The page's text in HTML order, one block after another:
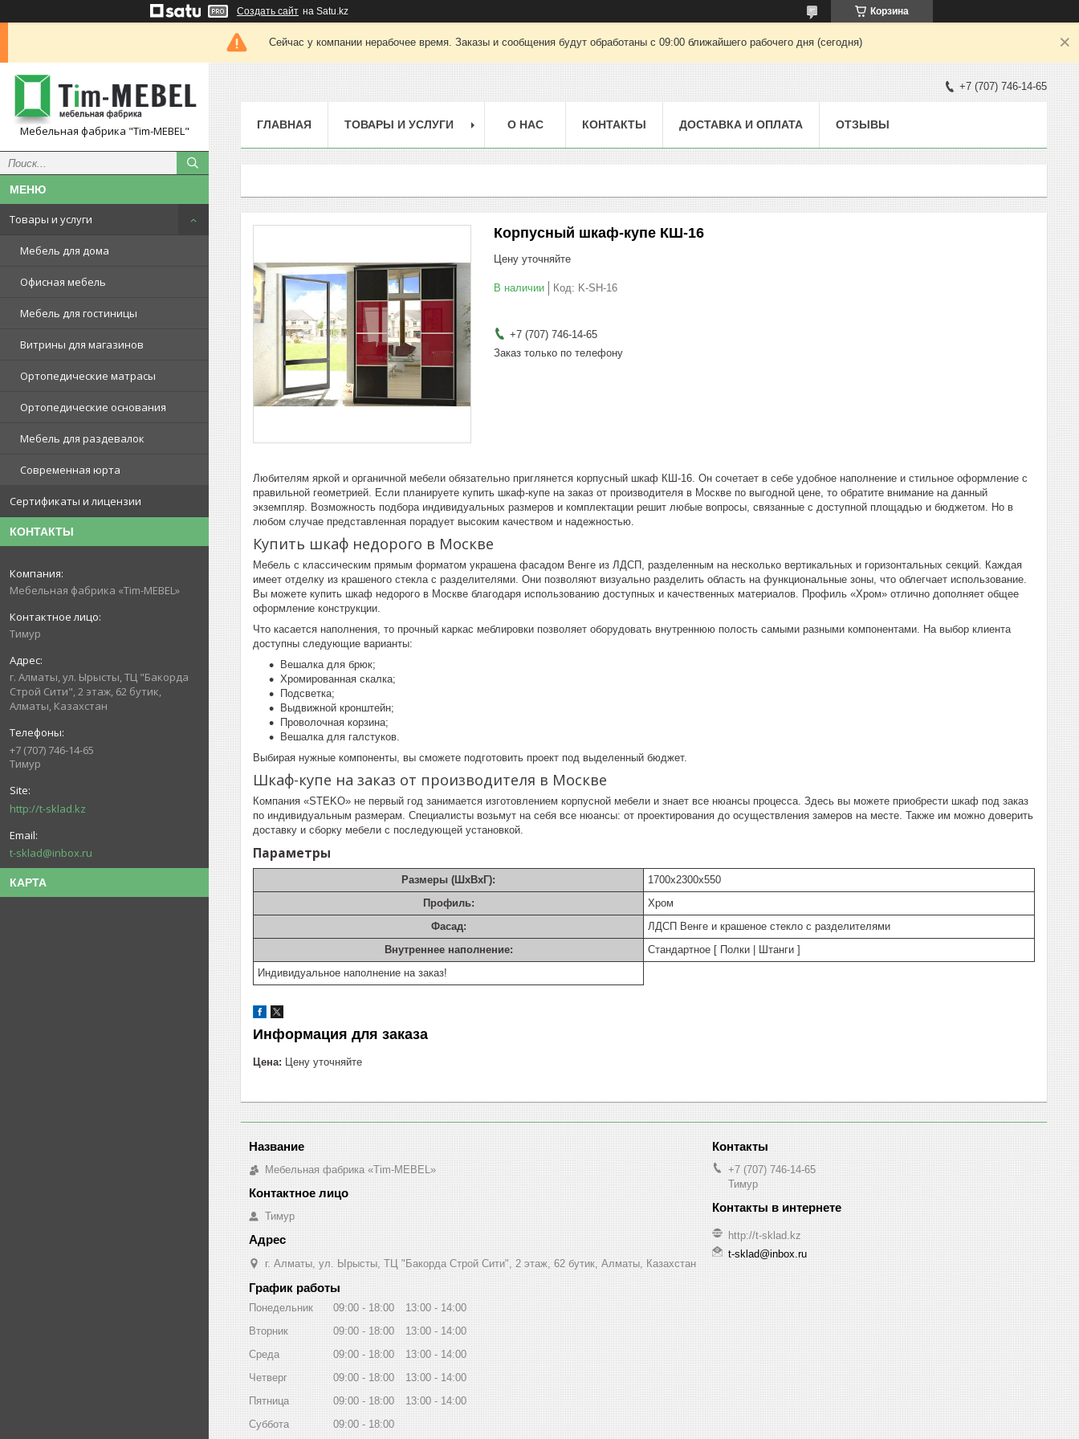
Создать сайт на Satu.kz Корзина
Сейчас у компании нерабочее время. Заказы и сообщения будут обработаны с 09:00 ближайшего рабочего дня (сегодня)
Мебельная фабрика "Tim-MEBEL"
Товары и услуги
Мебель для дома
Офисная мебель
Мебель для гостиницы
Витрины для магазинов
Ортопедические матрасы
Ортопедические основания
Мебель для раздевалок
Современная юрта
Сертификаты и лицензии
КОНТАКТЫ
Мебельная фабрика «Tim-MEBEL»
Тимур
г. Алматы, ул. Ырысты, ТЦ "Бакорда
Строй Сити", 2 этаж, 62 бутик,
Алматы, Казахстан
+7 (707) 746-14-65
Тимур
http://t-sklad.kz
t-sklad@inbox.ru
КАРТА
+7 (707) 746-14-65
ГЛАВНАЯ ТОВАРЫ И УСЛУГИ О НАС КОНТАКТЫ ДОСТАВКА И ОПЛАТА ОТЗЫВЫ
Корпусный шкаф-купе КШ-16
Цену уточняйте
В наличии Код: K-SH-16
+7 (707) 746-14-65
Заказ только по телефону
Любителям яркой и органичной мебели обязательно приглянется корпусный шкаф КШ-16. Он сочетает в себе удобное наполнение и стильное оформление с
правильной геометрией. Если планируете купить шкаф-купе на заказ от производителя в Москве по выгодной цене, то обратите внимание на данный
экземпляр. Возможность подбора индивидуальных размеров и комплектации решит любые вопросы, связанные с доступной площадью и бюджетом. Но в
любом случае представленная порадует высоким качеством и надежностью.
Купить шкаф недорого в Москве
Мебель с классическим прямым форматом украшена фасадом Венге из ЛДСП, разделенным на несколько вертикальных и горизонтальных секций. Каждая
имеет отделку из крашеного стекла с разделителями. Они позволяют визуально разделить область на функциональные зоны, что облегчает использование.
Вы можете купить шкаф недорого в Москве благодаря использованию доступных и качественных материалов. Профиль «Хром» отлично дополняет общее
оформление конструкции.
Что касается наполнения, то прочный каркас меблировки позволяет оборудовать внутреннюю полость самыми разными компонентами. На выбор клиента
доступны следующие варианты:
Вешалка для брюк;
Хромированная скалка;
Подсветка;
Выдвижной кронштейн;
Проволочная корзина;
Вешалка для галстуков.
Выбирая нужные компоненты, вы сможете подготовить проект под выделенный бюджет.
Шкаф-купе на заказ от производителя в Москве
Компания «STEKO» не первый год занимается изготовлением корпусной мебели и знает все нюансы процесса. Здесь вы можете приобрести шкаф под заказ
по индивидуальным размерам. Специалисты возьмут на себя все нюансы: от проектирования до осуществления замеров на месте. Также им можно доверить
доставку и сборку мебели с последующей установкой.
Параметры
Размеры (ШхВхГ):
1700х2300х550
Профиль:
Хром
Фасад:
ЛДСП Венге и крашеное стекло с разделителями
Внутреннее наполнение:
Стандартное [ Полки | Штанги ]
Индивидуальное наполнение на заказ!
Информация для заказа
Цена: Цену уточняйте
Мебельная фабрика «Tim-MEBEL»
Тимур
г. Алматы, ул. Ырысты, ТЦ "Бакорда Строй Сити", 2 этаж, 62 бутик, Алматы, Казахстан
+7 (707) 746-14-65
Тимур
http://t-sklad.kz
t-sklad@inbox.ru
График работы
Понедельник 09:00 18:00 13:00
14:00
Вторник
09:00 18:00 13:00
14:00
Среда
09:00 18:00 13:00
14:00
Четверг
09:00 18:00 13:00
14:00
Пятница
09:00 18:00 13:00
14:00
Суббота
09:00 18:00